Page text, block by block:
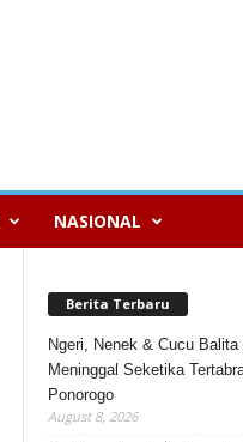
NASIONAL
Berita Terbaru
Ngeri, Nenek & Cucu
Meninggal Seketika
Ponorogo
August 8, 2026